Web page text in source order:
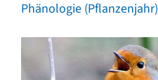
Phänologie (Pflanzenjahr)